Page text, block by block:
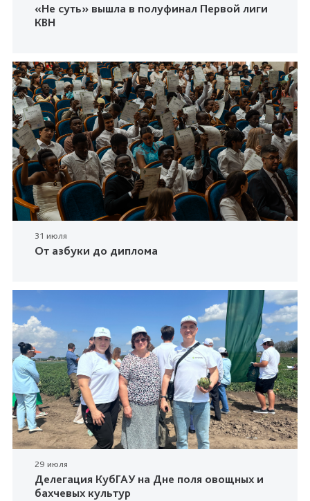
«Не суть» вышла в полуфинал Первой лиги
КВН
31 июля
От азбуки до диплома
29 июля
Делегация КубГАУ на Дне поля овощных и
бахчевых культур